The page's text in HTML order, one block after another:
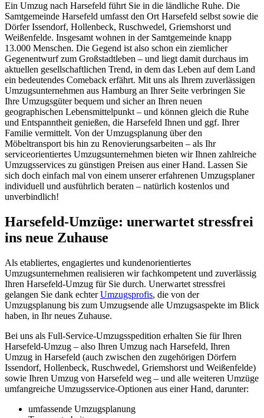
Ein Umzug nach Harsefeld führt Sie in die ländliche Ruhe. Die
Samtgemeinde Harsefeld umfasst den Ort Harsefeld selbst sowie die
Dörfer Issendorf, Hollenbeck, Ruschwedel, Griemshorst und
Weißenfelde. Insgesamt wohnen in der Samtgemeinde knapp
13.000 Menschen. Die Gegend ist also schon ein ziemlicher
Gegenentwurf zum Großstadtleben – und liegt damit durchaus im
aktuellen gesellschaftlichen Trend, in dem das Leben auf dem Land
ein bedeutendes Comeback erfährt. Mit uns als Ihrem zuverlässigen
Umzugsunternehmen aus Hamburg an Ihrer Seite verbringen Sie
Ihre Umzugsgüter bequem und sicher an Ihren neuen
geographischen Lebensmittelpunkt – und können gleich die Ruhe
und Entspanntheit genießen, die Harsefeld Ihnen und ggf. Ihrer
Familie vermittelt. Von der Umzugsplanung über den
Möbeltransport bis hin zu Renovierungsarbeiten – als Ihr
serviceorientiertes Umzugsunternehmen bieten wir Ihnen zahlreiche
Umzugsservices zu günstigen Preisen aus einer Hand. Lassen Sie
sich doch einfach mal von einem unserer erfahrenen Umzugsplaner
individuell und ausführlich beraten – natürlich kostenlos und
unverbindlich!
Harsefeld-Umzüge: unerwartet stressfrei
ins neue Zuhause
Als etabliertes, engagiertes und kundenorientiertes
Umzugsunternehmen realisieren wir fachkompetent und zuverlässig
Ihren Harsefeld-Umzug für Sie durch. Unerwartet stressfrei
gelangen Sie dank echterUmzugsprofis, die von der
Umzugsplanung bis zum Umzugsende alle Umzugsaspekte im Blick
haben, in Ihr neues Zuhause.
Bei uns als Full-Service-Umzugsspedition erhalten Sie für Ihren
Harsefeld-Umzug – also Ihren Umzug nach Harsefeld, Ihren
Umzug in Harsefeld (auch zwischen den zugehörigen Dörfern
Issendorf, Hollenbeck, Ruschwedel, Griemshorst und Weißenfelde)
sowie Ihren Umzug von Harsefeld weg – und alle weiteren Umzüge
umfangreiche Umzugsservice-Optionen aus einer Hand, darunter:
umfassende Umzugsplanung